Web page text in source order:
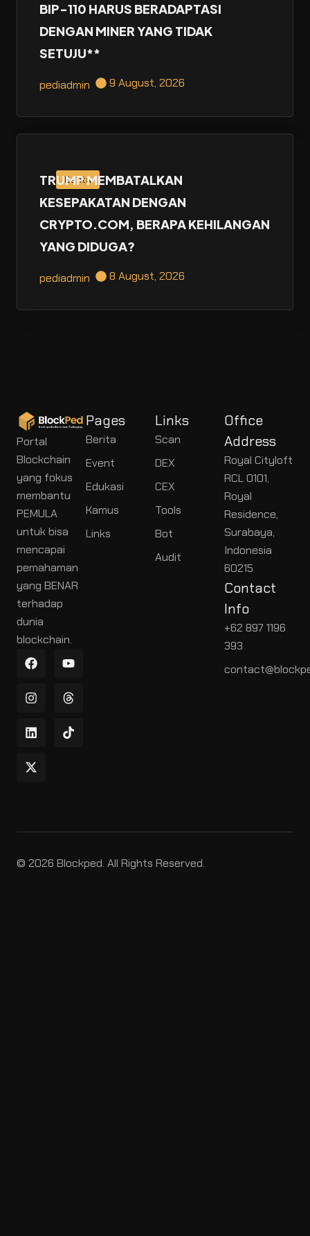
BIP-110 HARUS BERADAPTASI
DENGAN MINER YANG TIDAK
SETUJU**
pediadmin 9 August, 2026
Berita
TRUMP MEMBATALKAN
KESEPAKATAN DENGAN
CRYPTO.COM, BERAPA KEHILANGAN
YANG DIDUGA?
pediadmin 8 August, 2026
Portal
Blockchain
yang fokus
membantu
PEMULA
untuk bisa
mencapai
pemahaman
yang BENAR
terhadap
dunia
blockchain.
Pages
Berita
Event
Edukasi
Kamus
Links
Links
Scan
DEX
CEX
Tools
Bot
Audit
Office
Address
Royal Cityloft
RCL 0101,
Royal
Residence,
Surabaya,
Indonesia
60215
Contact
Info
+62 897 1196
393
© 2026 Blockped. All Rights Reserved.